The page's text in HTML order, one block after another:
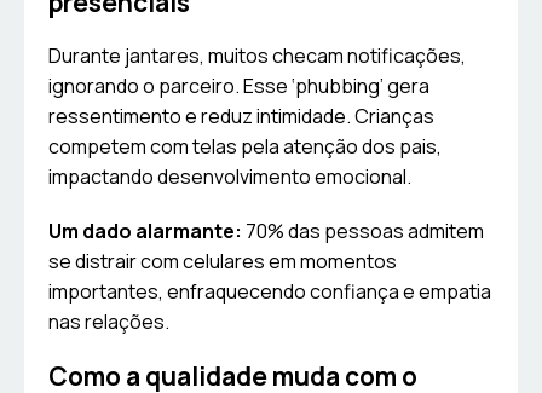
Durante jantares, muitos checam notificações,
ignorando o parceiro. Esse ‘phubbing’ gera
ressentimento e reduz intimidade. Crianças
competem com telas pela atenção dos pais,
impactando desenvolvimento emocional.
Um dado alarmante: 70% das pessoas admitem
se distrair com celulares em momentos
importantes, enfraquecendo confiança e empatia
nas relações.
Como a qualidade muda com o